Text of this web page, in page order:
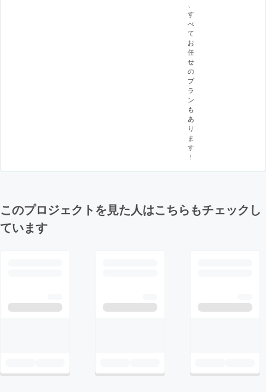
す
べ
て
お
任
せ
の
プ
ラ
ン
も
あ
り
ま
す
！
このプロジェクトを見た人はこちらもチェックし
ています